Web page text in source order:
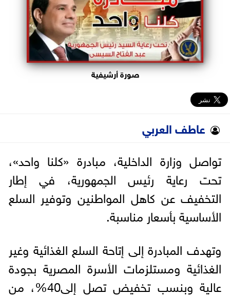
الأحزاب
صورة أرشيفية
عاطف العربي
تواصل وزارة الداخلية، مبادرة «كلنا واحد»،
تحت رعاية رئيس الجمهورية، في إطار
التخفيف عن كاهل المواطنين وتوفير السلع
الأساسية بأسعار مناسبة.
وتهدف المبادرة إلى إتاحة السلع الغذائية وغير
الغذائية ومستلزمات الأسرة المصرية بجودة
عالية وبنسب تخفيض تصل إلى40%، من